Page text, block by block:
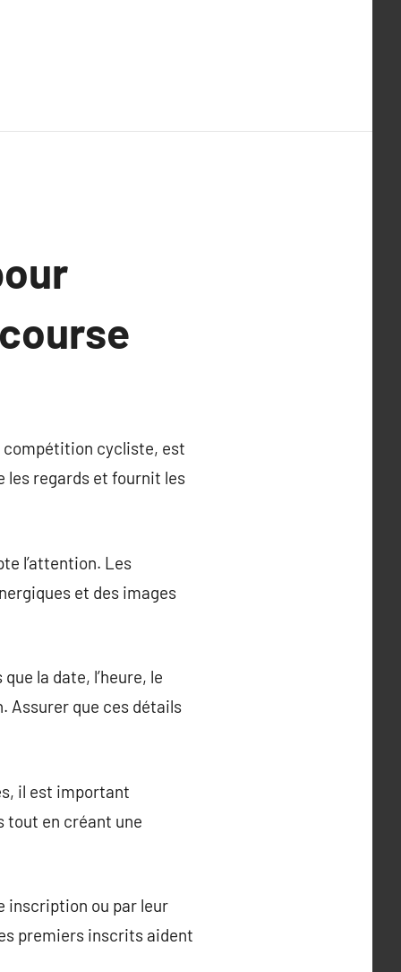
compétition cycliste, est
regards et fournit les
l’attention. Les
et des images
la date, l’heure, le
Assurer que ces détails
il est important
tout en créant une
inscription ou par leur
premiers inscrits aident